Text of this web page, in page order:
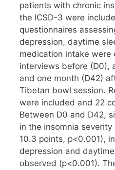
patients with chronic
the ICSD-3 were
questionnaires
depression, daytime
medication intake
interviews before (D0),
and one month (D42)
Tibetan bowl session.
were included and 22
Between D0 and D42,
in the insomnia
10.3 points, p<0.001),
depression and
observed (p<0.001).